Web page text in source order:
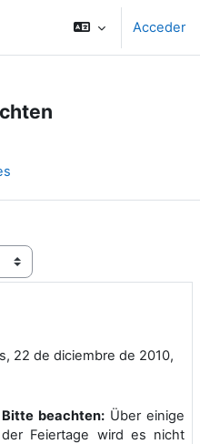
Acceder
22 de diciembre de 2010,
Bitte beachten: Über einige
der Feiertage wird es nicht